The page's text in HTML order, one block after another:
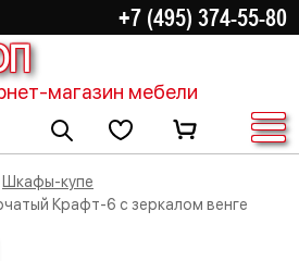
+7 (495) 374-55-80
магазин мебели
Шкафы-купе
Крафт-6 с зеркалом венге